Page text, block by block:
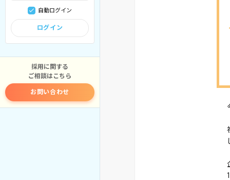
自動ログイン
ログイン
採用に関する
ご相談はこちら
お問い合わせ